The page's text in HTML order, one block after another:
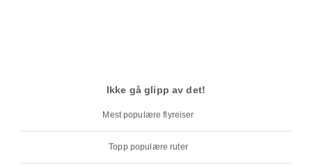
Ikke gå glipp av det!
Mest populære flyreiser
Topp populære ruter